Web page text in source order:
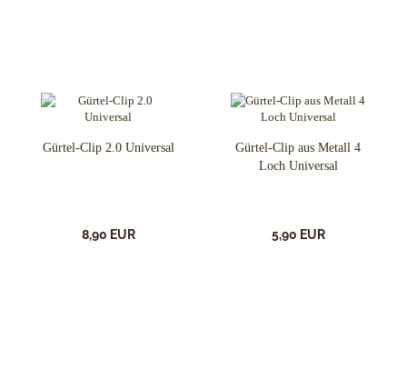
Gürtel-Clip 2.0 Universal
8,90 EUR
Gürtel-Clip aus Metall 4
Loch Universal
5,90 EUR